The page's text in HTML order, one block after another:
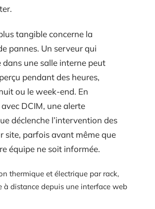
tangible concerne la
pannes. Un serveur qui
dans une salle interne peut
pendant des heures,
ou le week-end. En
DCIM, une alerte
déclenche l’intervention des
site, parfois avant même que
équipe ne soit informée.
thermique et électrique par rack,
à distance depuis une interface web